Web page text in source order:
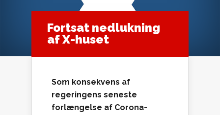
Fortsat nedlukning
af X-huset
Som konsekvens af
regeringens seneste
forlængelse af Corona-